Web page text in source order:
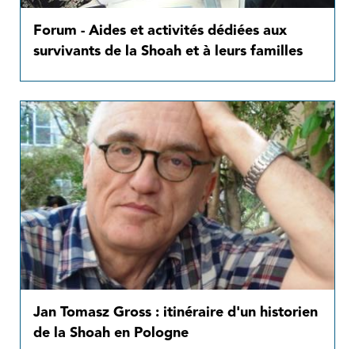
Forum - Aides et activités dédiées aux
survivants de la Shoah et à leurs familles
Jan Tomasz Gross : itinéraire d'un historien
de la Shoah en Pologne